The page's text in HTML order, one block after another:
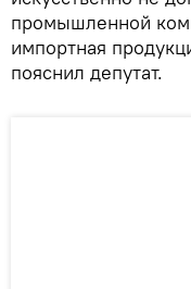
промышленной
импортная
пояснил депутат.